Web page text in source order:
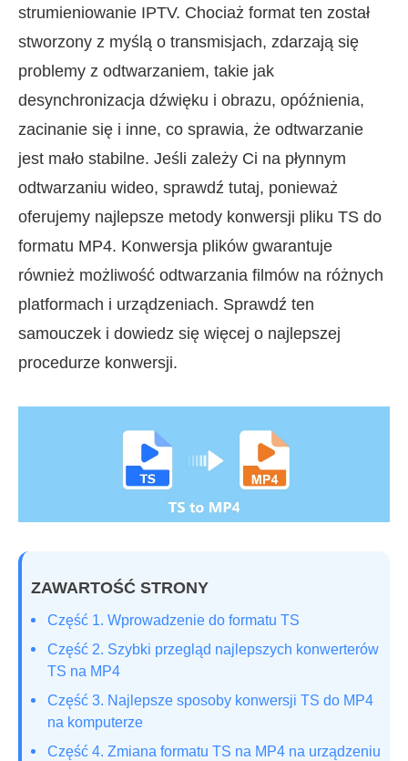
strumieniowanie IPTV. Chociaż format ten został
stworzony z myślą o transmisjach, zdarzają się
problemy z odtwarzaniem, takie jak
desynchronizacja dźwięku i obrazu, opóźnienia,
zacinanie się i inne, co sprawia, że odtwarzanie
jest mało stabilne. Jeśli zależy Ci na płynnym
odtwarzaniu wideo, sprawdź tutaj, ponieważ
oferujemy najlepsze metody konwersji pliku TS do
formatu MP4. Konwersja plików gwarantuje
również możliwość odtwarzania filmów na różnych
platformach i urządzeniach. Sprawdź ten
samouczek i dowiedz się więcej o najlepszej
procedurze konwersji.
ZAWARTOŚĆ STRONY
Część 1. Wprowadzenie do formatu TS
Część 2. Szybki przegląd najlepszych konwerterów
TS na MP4
Część 3. Najlepsze sposoby konwersji TS do MP4
na komputerze
Część 4. Zmiana formatu TS na MP4 na urządzeniu